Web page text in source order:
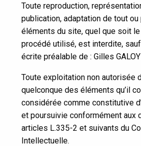
Toute reproduction,
publication, adaptation de tout
éléments du site, quel que soit
procédé utilisé, est interdite,
écrite préalable de : Gilles
Toute exploitation non autorisée
quelconque des éléments qu’il
considérée comme constitutive
et poursuivie conformément aux
articles L.335-2 et suivants du
Intellectuelle.